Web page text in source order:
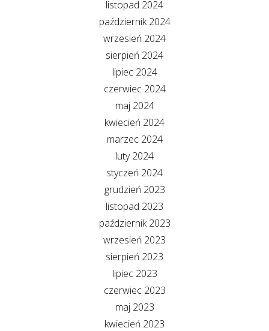
listopad 2024
październik 2024
wrzesień 2024
sierpień 2024
lipiec 2024
czerwiec 2024
maj 2024
kwiecień 2024
marzec 2024
luty 2024
styczeń 2024
grudzień 2023
listopad 2023
październik 2023
wrzesień 2023
sierpień 2023
lipiec 2023
czerwiec 2023
maj 2023
kwiecień 2023